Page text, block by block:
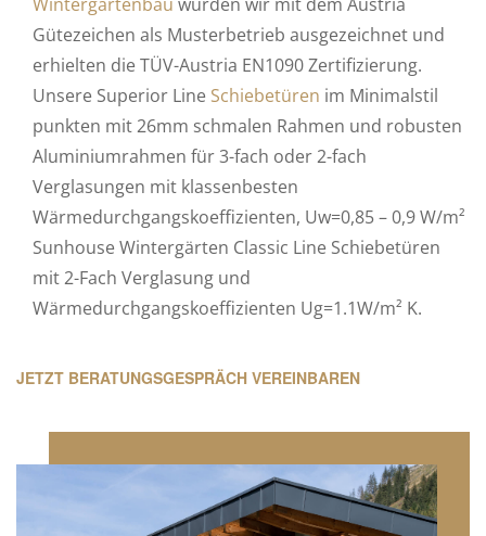
Gütezeichen als Musterbetrieb ausgezeichnet und
erhielten die TÜV-Austria EN1090 Zertifizierung.
Unsere Superior Line Schiebetüren im Minimalstil
punkten mit 26mm schmalen Rahmen und robusten
Aluminiumrahmen für 3-fach oder 2-fach
Verglasungen mit klassenbesten
Wärmedurchgangskoeffizienten, Uw=0,85 – 0,9 W/m²
Sunhouse Wintergärten Classic Line Schiebetüren
mit 2-Fach Verglasung und
Wärmedurchgangskoeffizienten Ug=1.1W/m² K.
JETZT BERATUNGSGESPRÄCH VEREINBAREN